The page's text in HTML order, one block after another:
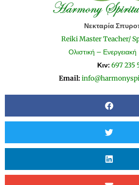
Νεκταρία
Reiki Master Teacher/
Ολιστική –
Κιν: 697 235
Email: